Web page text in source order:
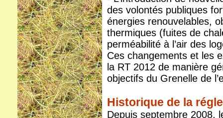
des volontés publiques
énergies renouvelables,
thermiques (fuites de
perméabilité à l’air des
Ces changements et les
la RT 2012 de manière
objectifs du Grenelle de
Historique de la
Depuis septembre 2008,